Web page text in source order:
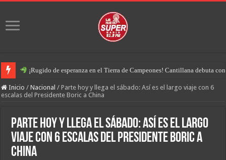
¡Rugido de esperanza en el Tierra de Campeones! Cantillana debuta
Inicio / Nacional / Parte hoy y llega el sábado: Así es el largo viaje con 6
escalas del Presidente Boric a China
Parte hoy y llega el sábado: Así es el largo
viaje con 6 escalas del Presidente Boric a
China